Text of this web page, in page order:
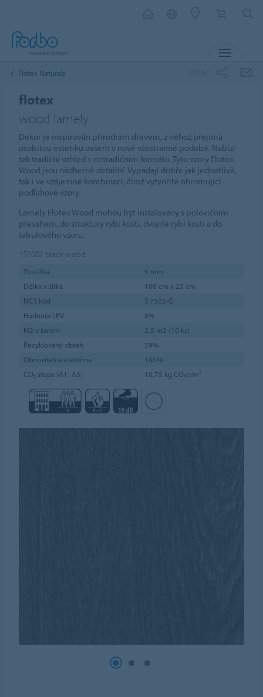
Flotex Naturals
flotex
wood lamely
Dekor je inspirován přírodním dřevem, z něhož přejímá
osobitou estetiku ovšem v nové všestranné podobě. Nabízí
tak tradiční vzhled v netradičním formátu. Tyto vzory Flotex
Wood jsou nádherně detailní. Vypadají dobře jak jednotlivě,
tak i ve vzájemné kombinaci, čímž vytvoříte ohromující
podlahové vzory.
Lamely Flotex Wood mohou být instalovány s polovičním
přesahem, do struktury rybí kosti, dvojité rybí kosti a do
tabulového vzoru.
151001 black wood
Tloušťka
5 mm
Délka x šířka
100 cm x 25 cm
NCS kód
S 7502-G
Hodnota LRV
8%
M2 v balení
2,5 m2 (10 ks)
Recyklovaný obsah
59%
Obnovitelná elektřina
100%
CO₂ stopa (A1–A3)
10,75 kg CO₂e/m²